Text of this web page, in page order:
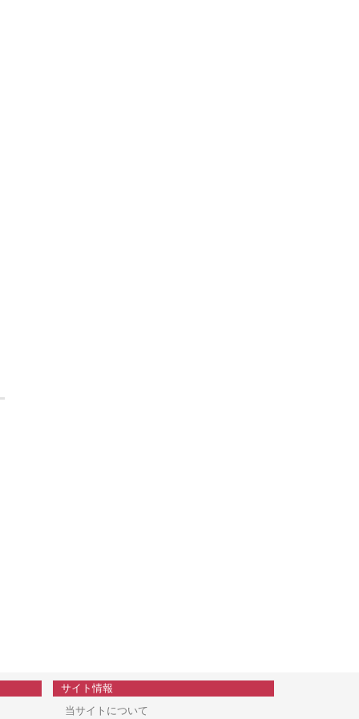
サイト情報
当サイトについて